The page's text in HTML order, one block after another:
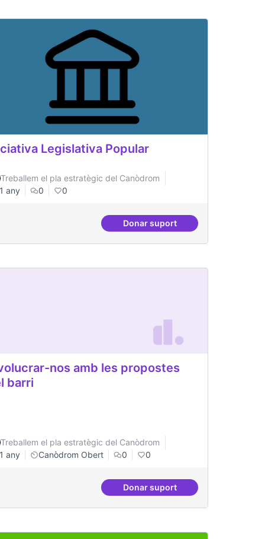
i donar-li resposta
Legislativa Popular
Treballem el pla estratègic del Canòdrom
1 any
0 0
Donar suportIniciativa Legislativa Popular
d'ús de la tecnologia i fomentar la sobirania
nos amb les propostes
barri
Treballem el pla estratègic del Canòdrom
1 any
Canòdrom Obert 0 0
Donar suportInvolucrar-nos amb les